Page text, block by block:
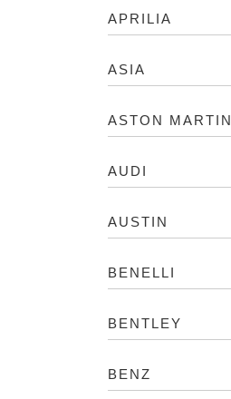
APRILIA
ASIA
ASTON MARTIN
AUDI
AUSTIN
BENELLI
BENTLEY
BENZ